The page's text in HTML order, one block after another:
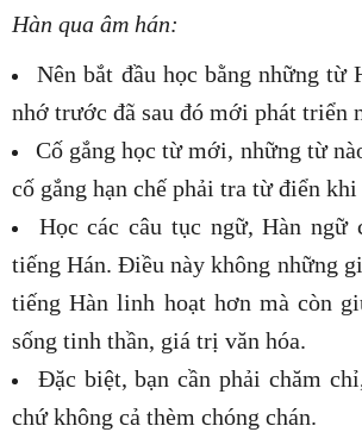
Hàn qua âm hán:
Nên bắt đầu học bằng những từ
nhớ trước đã sau đó mới phát triển
Cố gắng học từ mới, những từ
cố gắng hạn chế phải tra từ điển khi
Học các câu tục ngữ, Hàn ngữ
tiếng Hán. Điều này không những
tiếng Hàn linh hoạt hơn mà còn
sống tinh thần, giá trị văn hóa.
Đặc biệt, bạn cần phải chăm
chứ không cả thèm chóng chán.